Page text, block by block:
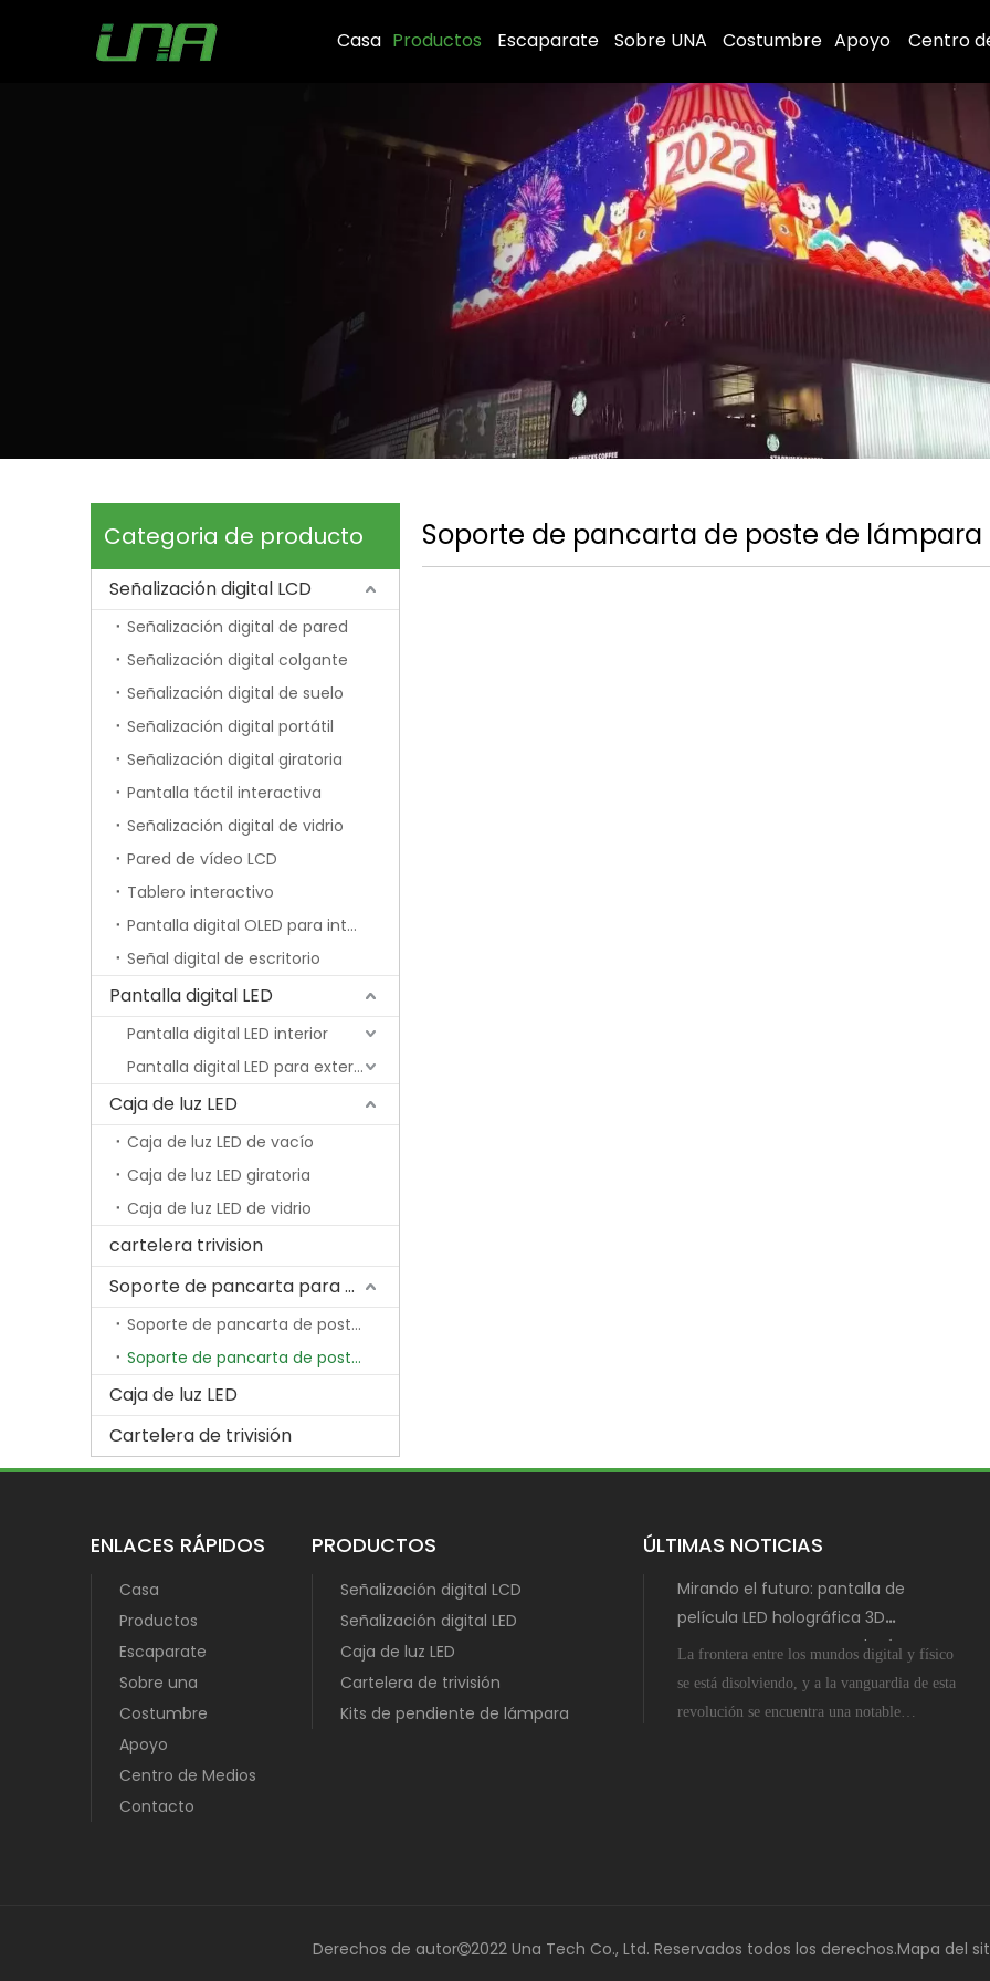
Casa Productos Escaparate Sobre UNA Costumbre Apoyo Centro
Categoria de producto
Señalización digital LCD
Señalización digital de pared
Señalización digital colgante
Señalización digital de suelo
Señalización digital portátil
Señalización digital giratoria
Pantalla táctil interactiva
Señalización digital de vidrio
Pared de vídeo LCD
Tablero interactivo
Pantalla digital OLED para interiores
Señal digital de escritorio
Pantalla digital LED
Pantalla digital LED interior
Pantalla digital LED para exteriores
Caja de luz LED
Caja de luz LED de vacío
Caja de luz LED giratoria
Caja de luz LED de vidrio
cartelera trivision
Soporte de pancarta para poste de lámpara
Soporte de pancarta de poste de lámpara económica
Soporte de pancarta de poste de lámpara con resorte
Caja de luz LED
Cartelera de trivisión
Soporte de pancarta de poste de lámpara
ENLACES RÁPIDOS
Casa
Productos
Escaparate
Sobre una
Costumbre
Apoyo
Centro de Medios
Contacto
PRODUCTOS
Señalización digital LCD
Señalización digital LED
Caja de luz LED
Cartelera de trivisión
Kits de pendiente de lámpara
ÚLTIMAS NOTICIAS
Mirando el futuro: pantalla de
película LED holográfica 3D
transparente con tecnología MIP
La frontera entre los mundos digital y físico
se está disolviendo, y a la vanguardia de esta
revolución se encuentra una notable
Derechos de autor2022 Una Tech Co., Ltd. Reservados todos los derechos.Mapa del